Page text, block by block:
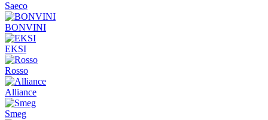
Saeco
BONVINI
EKSI
Rosso
Alliance
Smeg